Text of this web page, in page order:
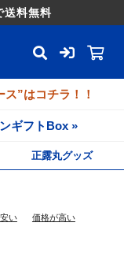
送料無料
”はコチラ！！
ギフトBox »
正露丸グッズ
い 価格が高い